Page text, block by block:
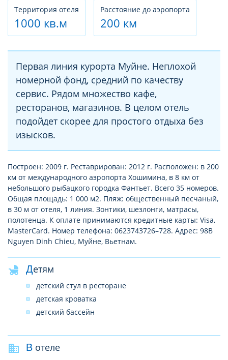
Территория отеля
1000 кв.м
Расстояние до аэропорта
200 км
Первая линия курорта Муйне. Неплохой
номерной фонд, средний по качеству
сервис. Рядом множество кафе,
ресторанов, магазинов. В целом отель
подойдет скорее для простого отдыха без
изысков.
Построен: 2009 г. Реставрирован: 2012 г. Расположен: в 200
км от международного аэропорта Хошимина, в 8 км от
небольшого рыбацкого городка Фантьет. Всего 35 номеров.
Общая площадь: 1 000 м2. Пляж: общественный песчаный,
в 30 м от отеля, 1 линия. Зонтики, шезлонги, матрасы,
полотенца. К оплате принимаются кредитные карты: Visa,
MasterCard. Номер телефона: 0623743726–728. Адрес: 98B
Nguyen Dinh Chieu, Муйне, Вьетнам.
Детям
детский стул в ресторане
детская кроватка
детский бассейн
В отеле